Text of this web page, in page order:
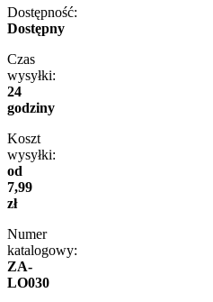
Dostępność:
Dostępny
Czas
wysyłki:
24
godziny
Koszt
wysyłki:
od
7,99
zł
Numer
katalogowy:
ZA-
LO030